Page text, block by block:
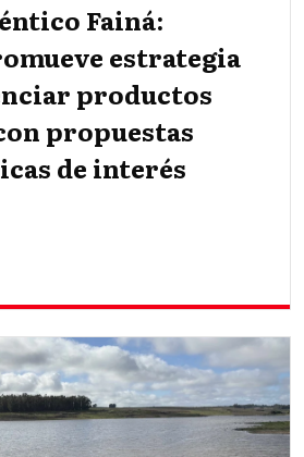
Fainá:
estrategia
productos
propuestas
de interés